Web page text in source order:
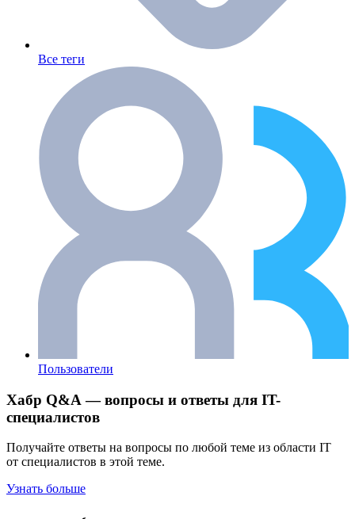
Все теги
Пользователи
Хабр Q&A — вопросы и ответы для IT-
специалистов
Получайте ответы на вопросы по любой теме из области IT
от специалистов в этой теме.
Узнать больше